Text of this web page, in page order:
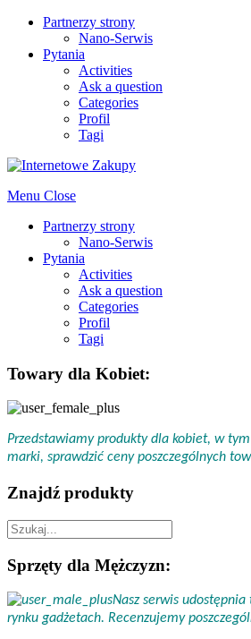
Partnerzy strony
Nano-Serwis
Pytania
Activities
Ask a question
Categories
Profil
Tagi
Menu Close
Partnerzy strony
Nano-Serwis
Pytania
Activities
Ask a question
Categories
Profil
Tagi
Towary dla Kobiet:
Przedstawiamy produkty dla kobiet, w
marki, sprawdzić ceny poszczególnych
Znajdź produkty
Sprzęty dla Mężczyzn:
Nasz serwis
rynku gadżetach. Recenzujemy